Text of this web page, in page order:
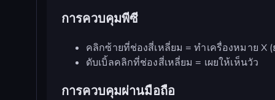
การควบคุมพีซี
คลิกซ้ายที่ช่องสี่เหลี่ยม = ทำเครื่องหมาย X (
ดับเบิ้ลคลิกที่ช่องสี่เหลี่ยม = เผยให้เห็นวัว
การควบคุมผ่านมือถือ